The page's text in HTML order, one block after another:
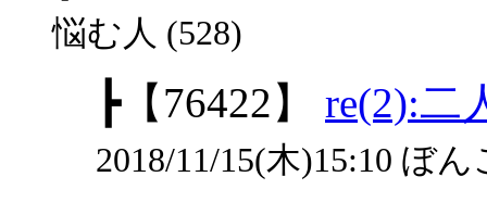
悩む人 (528)
┣【76422】 re(2):二
2018/11/15(木)15:10 ぼん